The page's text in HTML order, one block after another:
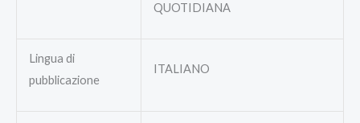
QUOTIDIANA
Lingua di
pubblicazione
ITALIANO